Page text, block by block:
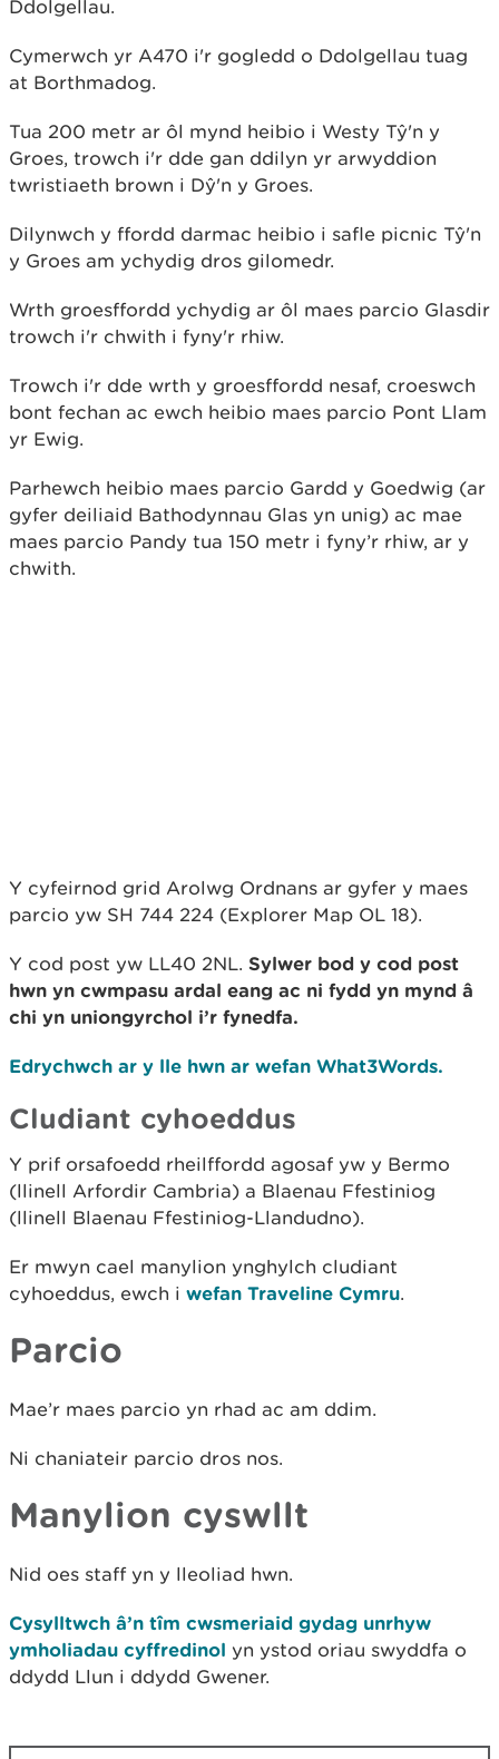
Ddolgellau.
Cymerwch yr A470 i'r gogledd o Ddolgellau tuag
at Borthmadog.
Tua 200 metr ar ôl mynd heibio i Westy Tŷ'n y
Groes, trowch i'r dde gan ddilyn yr arwyddion
twristiaeth brown i Dŷ'n y Groes.
Dilynwch y ffordd darmac heibio i safle picnic Tŷ'n
y Groes am ychydig dros gilomedr.
Wrth groesffordd ychydig ar ôl maes parcio Glasdir
trowch i'r chwith i fyny'r rhiw.
Trowch i'r dde wrth y groesffordd nesaf, croeswch
bont fechan ac ewch heibio maes parcio Pont Llam
yr Ewig.
Parhewch heibio maes parcio Gardd y Goedwig (ar
gyfer deiliaid Bathodynnau Glas yn unig) ac mae
maes parcio Pandy tua 150 metr i fyny’r rhiw, ar y
chwith.
Y cyfeirnod grid Arolwg Ordnans ar gyfer y maes
parcio yw SH 744 224 (Explorer Map OL 18).
Y cod post yw LL40 2NL. Sylwer bod y cod post
hwn yn cwmpasu ardal eang ac ni fydd yn mynd â
chi yn uniongyrchol i’r fynedfa.
Edrychwch ar y lle hwn ar wefan What3Words.
Cludiant cyhoeddus
Y prif orsafoedd rheilffordd agosaf yw y Bermo
(llinell Arfordir Cambria) a Blaenau Ffestiniog
(llinell Blaenau Ffestiniog-Llandudno).
Er mwyn cael manylion ynghylch cludiant
cyhoeddus, ewch i wefan Traveline Cymru.
Parcio
Mae’r maes parcio yn rhad ac am ddim.
Ni chaniateir parcio dros nos.
Manylion cyswllt
Nid oes staff yn y lleoliad hwn.
Cysylltwch â’n tîm cwsmeriaid gydag unrhyw
ymholiadau cyffredinol yn ystod oriau swyddfa o
ddydd Llun i ddydd Gwener.